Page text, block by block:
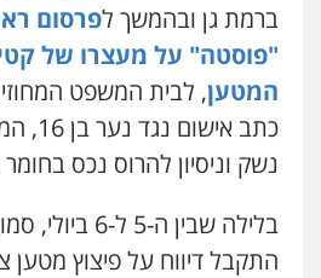
גיל דביר – משרד
פלילי פשיעה כלכלית
0506217771
פלילי בטחוני צבאי
0547780927
ברמת גן ובהמשך לפרסום
"פוסטה" על מעצרו של
המטען, לבית המשפט
כתב
נשק וניסיון להרוס נכס בחומר
התקבל דיווח על פיצוץ מטען